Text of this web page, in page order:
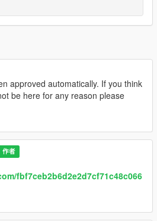
approved automatically. If you think
be here for any reason please
作者
fbf7ceb2b6d2e2d7cf71c48c066